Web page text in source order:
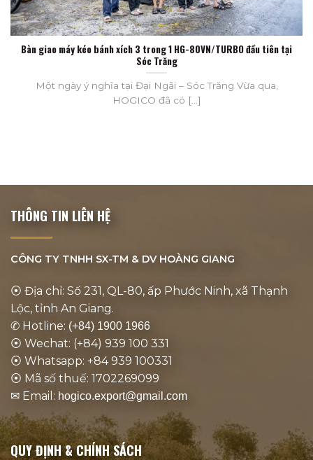
Bàn giao máy kéo bánh xích 3 trong 1 HG-80VN/TURBO đầu tiên tại
Sóc Trăng
Một ngày ý nghĩa tại Đại Ngãi – Sóc Trăng Vừa qua,
HOGICO đã có [...]
THÔNG TIN LIÊN HỆ
CÔNG TY TNHH SX-TM & DV HOÀNG GIANG
⦿ Địa chỉ: Số 231, QL-80, ấp Phước Ninh, xã Thạnh
Lộc, tỉnh An Giang.
✆ Hotline: (+84) 1900 1966
⦿ Wechat: (+84) 939 100 331
⦿ Whatsapp: +84 939 100331
⦿ Mã số thuế: 1702269099
✉ Email: hogico.export@gmail.com
QUY ĐỊNH & CHÍNH SÁCH